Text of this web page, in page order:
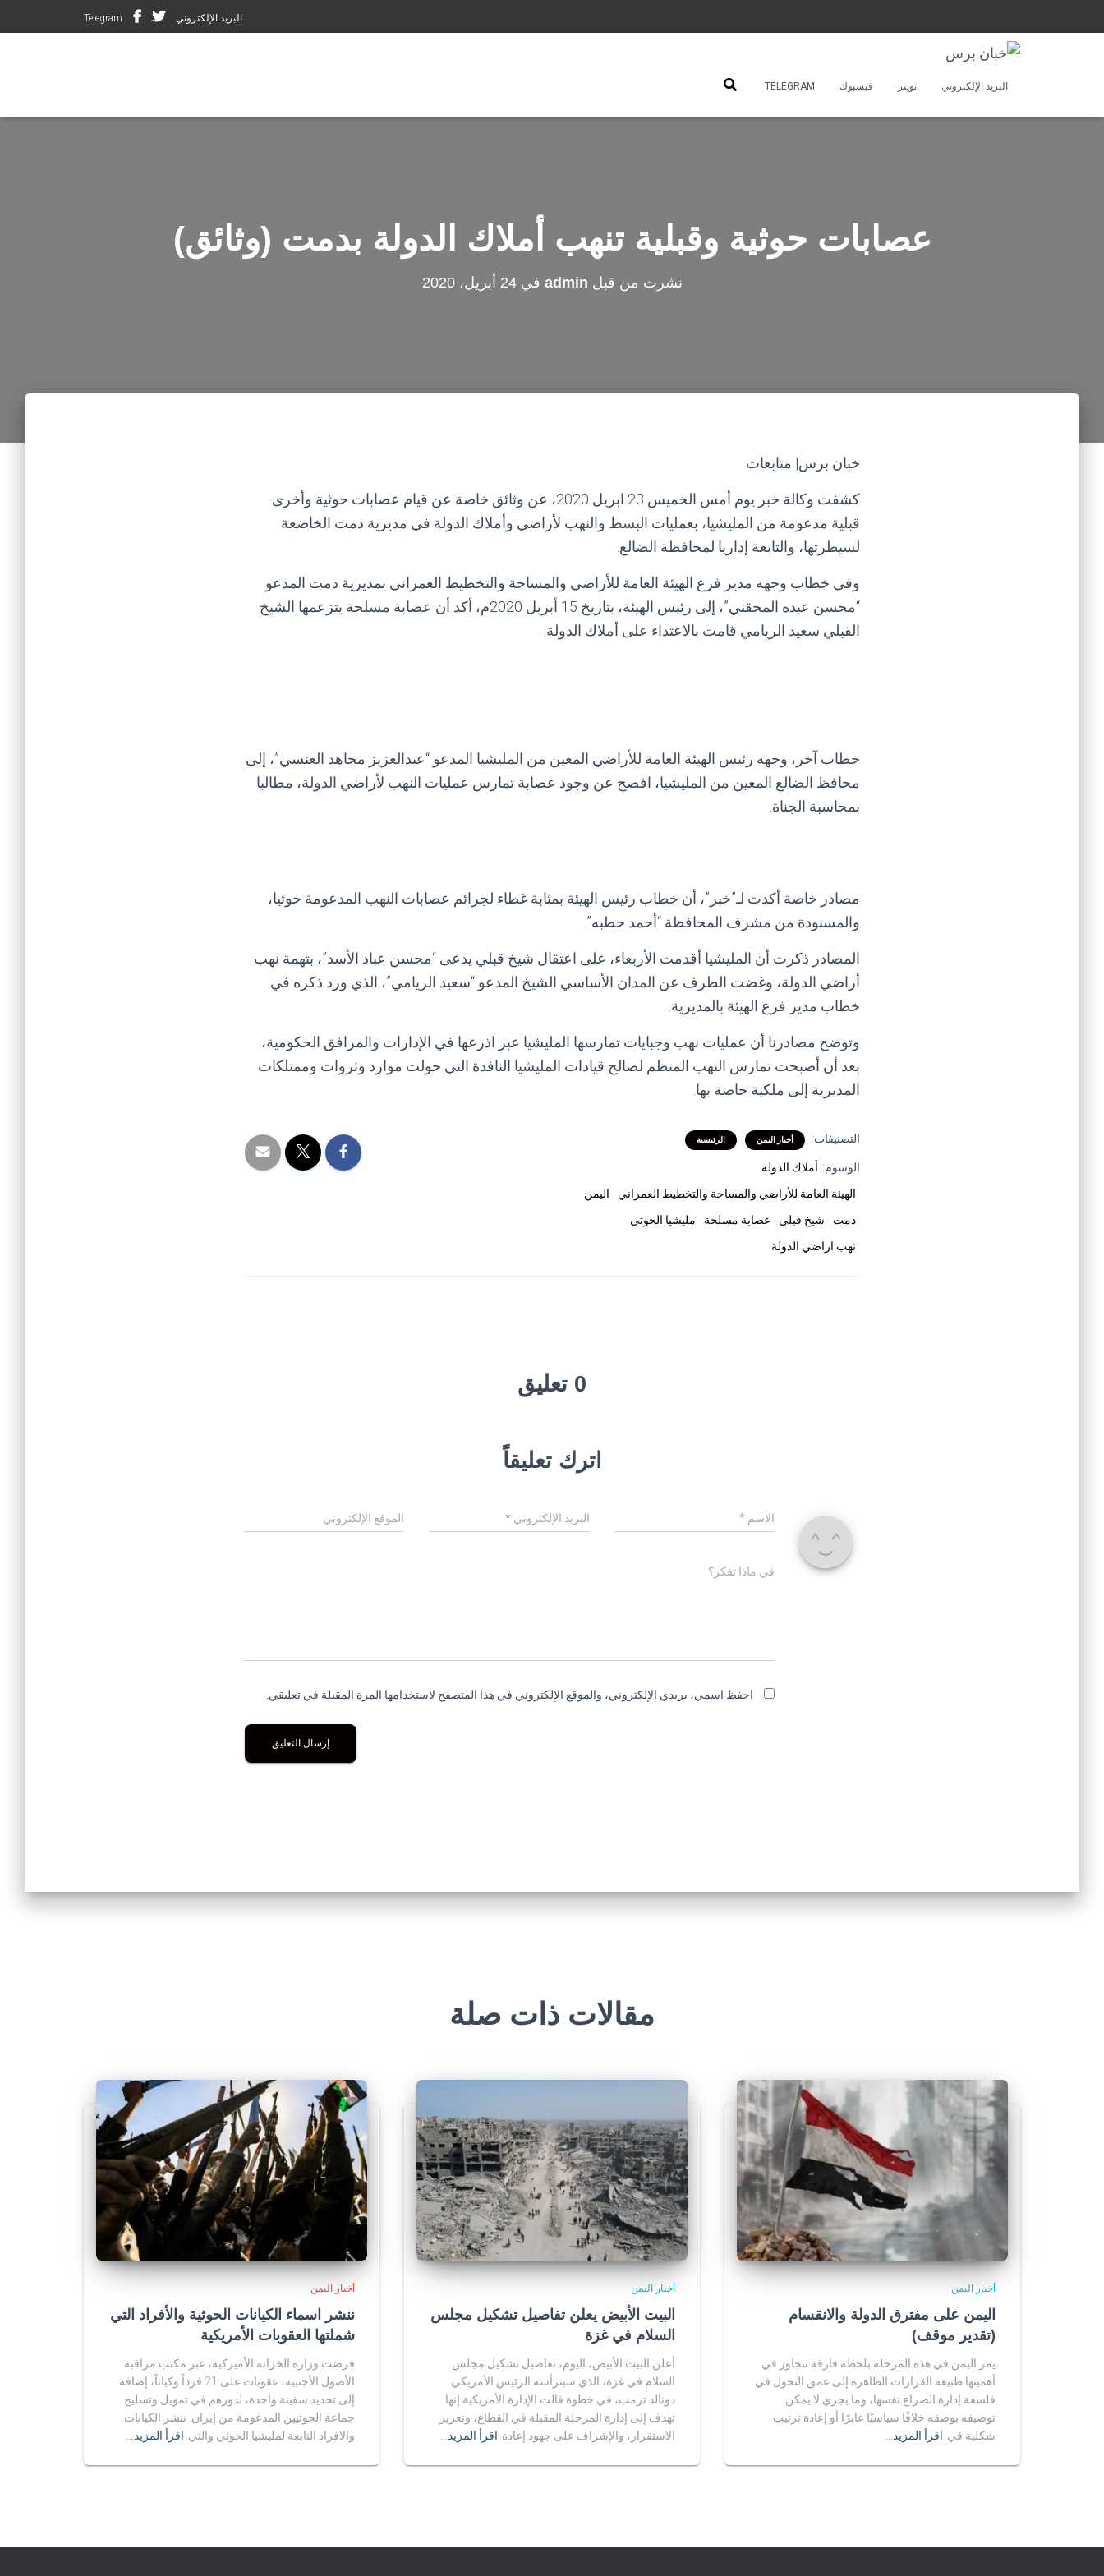
البريد الإلكتروني Telegram
البريد الإلكتروني تويتر فيسبوك TELEGRAM
عصابات حوثية وقبلية تنهب أملاك الدولة بدمت (وثائق)
نشرت من قبل admin في24 أبريل، 2020
خبان برس| متابعات
كشفت وكالة خبر يوم أمس الخميس 23 ابريل 2020، عن وثائق خاصة عن قيام عصابات حوثية وأخرى
قبلية مدعومة من المليشيا، بعمليات البسط والنهب لأراضي وأملاك الدولة في مديرية دمت الخاضعة
لسيطرتها، والتابعة إداريا لمحافظة الضالع.
وفي خطاب وجهه مدير فرع الهيئة العامة للأراضي والمساحة والتخطيط العمراني بمديرية دمت المدعو
“محسن عبده المحقني”، إلى رئيس الهيئة، بتاريخ 15 أبريل 2020م، أكد أن عصابة مسلحة يتزعمها الشيخ
القبلي سعيد الريامي قامت بالاعتداء على أملاك الدولة.
خطاب آخر، وجهه رئيس الهيئة العامة للأراضي المعين من المليشيا المدعو “عبدالعزيز مجاهد العنسي”، إلى
محافظ الضالع المعين من المليشيا، افصح عن وجود عصابة تمارس عمليات النهب لأراضي الدولة، مطالبا
بمحاسبة الجناة.
مصادر خاصة أكدت لـ”خبر”، أن خطاب رئيس الهيئة بمثابة غطاء لجرائم عصابات النهب المدعومة حوثيا،
والمسنودة من مشرف المحافظة “أحمد حطبه”.
المصادر ذكرت أن المليشيا أقدمت الأربعاء، على اعتقال شيخ قبلي يدعى “محسن عباد الأسد”، بتهمة نهب
أراضي الدولة، وغضت الطرف عن المدان الأساسي الشيخ المدعو “سعيد الريامي”، الذي ورد ذكره في
خطاب مدير فرع الهيئة بالمديرية.
وتوضح مصادرنا أن عمليات نهب وجبايات تمارسها المليشيا عبر اذرعها في الإدارات والمرافق الحكومية،
بعد أن أصبحت تمارس النهب المنظم لصالح قيادات المليشيا النافدة التي حولت موارد وثروات وممتلكات
المديرية إلى ملكية خاصة بها.
التصنيفات: أخبار اليمن الرئيسية
الوسوم: أملاك الدولة
الهيئة العامة للأراضي والمساحة والتخطيط العمراني
اليمن
دمت
شيخ قبلي عصابة مسلحة
مليشيا الحوثي
نهب اراضي الدولة
0 تعليق
اترك تعليقاً
الاسم * البريد الإلكتروني * الموقع الإلكتروني
في ماذا تفكر؟
احفظ اسمي، بريدي الإلكتروني، والموقع الإلكتروني في هذا المتصفح لاستخدامها المرة المقبلة في تعليقي.
مقالات ذات صلة
أخبار اليمن
اليمن على مفترق الدولة والانقسام
(تقدير موقف)
يمر اليمن في هذه المرحلة بلحظة فارقة تتجاوز في
أهميتها طبيعة القرارات الظاهرة إلى عمق التحول في
فلسفة إدارة الصراع نفسها، وما يجري لا يمكن
توصيفه بوصفه خلافًا سياسيًا عابرًا أو إعادة ترتيب
شكلية في اقرأ المزيد…
أخبار اليمن
البيت الأبيض يعلن تفاصيل تشكيل مجلس
السلام في غزة
أعلن البيت الأبيض، اليوم، تفاصيل تشكيل مجلس
السلام في غزة، الذي سيترأسه الرئيس الأمريكي
دونالد ترمب، في خطوة قالت الإدارة الأمريكية إنها
تهدف إلى إدارة المرحلة المقبلة في القطاع، وتعزيز
الاستقرار، والإشراف على جهود إعادة اقرأ المزيد…
أخبار اليمن
ننشر اسماء الكيانات الحوثية والأفراد التي
شملتها العقوبات الأمريكية
فرضت وزارة الخزانة الأميركية، عبر مكتب مراقبة
الأصول الأجنبية، عقوبات على 21 فرداً وكياناً، إضافة
إلى تحديد سفينة واحدة، لدورهم في تمويل وتسليح
جماعة الحوثيين المدعومة من إيران. ننشر الكيانات
والافراد التابعة لمليشيا الحوثي والتي اقرأ المزيد…